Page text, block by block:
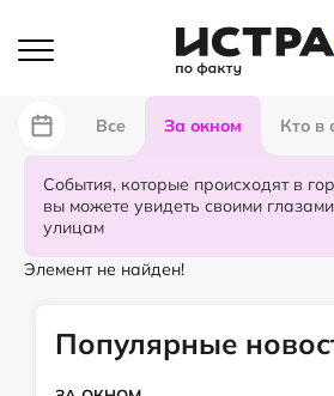
Все За окном Кто в
События, которые происходят в
вы можете увидеть своими
улицам
Элемент не найден!
Популярные